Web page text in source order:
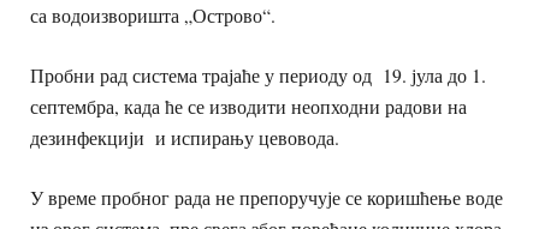
са водоизворишта „Острово“.
Пробни рад система трајаће у периоду од 19. јула до 1.
септембра, када ће се изводити неопходни радови на
дезинфекцији и испирању цевовода.
У време пробног рада не препоручује се коришћење воде